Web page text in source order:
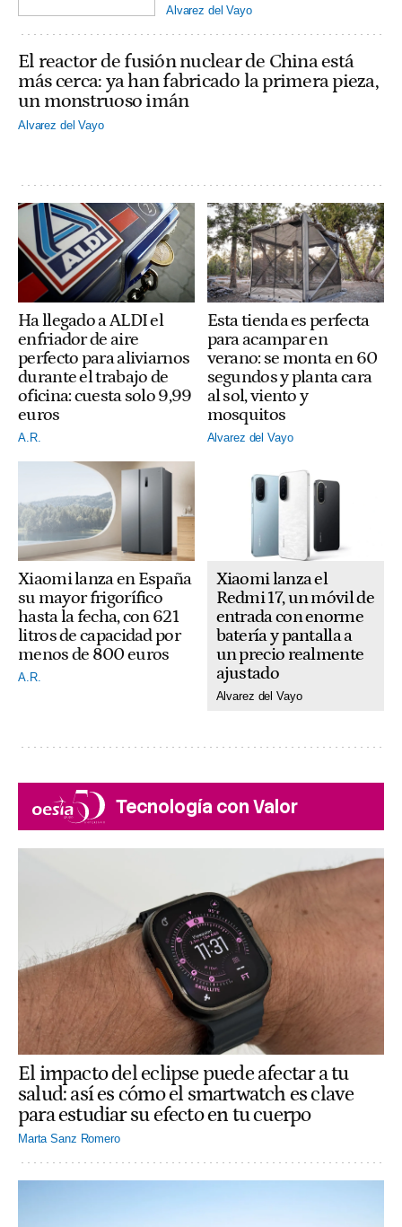
Alvarez del Vayo
El reactor de fusión nuclear de China está
más cerca: ya han fabricado la primera pieza,
un monstruoso imán
Alvarez del Vayo
Ha llegado a ALDI el
enfriador de aire
perfecto para aliviarnos
durante el trabajo de
oficina: cuesta solo 9,99
euros
A.R.
Esta tienda es perfecta
para acampar en
verano: se monta en 60
segundos y planta cara
al sol, viento y
mosquitos
Alvarez del Vayo
Xiaomi lanza en España
su mayor frigorífico
hasta la fecha, con 621
litros de capacidad por
menos de 800 euros
A.R.
Xiaomi lanza el
Redmi 17, un móvil de
entrada con enorme
batería y pantalla a
un precio realmente
ajustado
Alvarez del Vayo
Tecnología con Valor
El impacto del eclipse puede afectar a tu
salud: así es cómo el smartwatch es clave
para estudiar su efecto en tu cuerpo
Marta Sanz Romero